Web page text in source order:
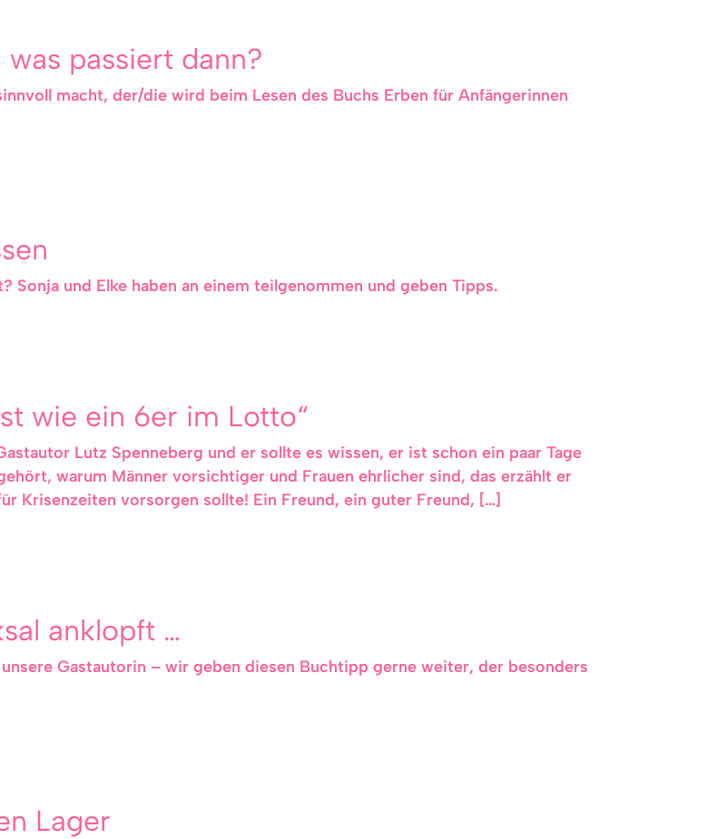
passiert dann?
macht, der/die wird beim Lesen des Buchs Erben für Anfängerinnen
Sonja und Elke haben an einem teilgenommen und geben Tipps.
wie ein 6er im Lotto“
Lutz Spenneberg und er sollte es wissen, er ist schon ein paar Tage
warum Männer vorsichtiger und Frauen ehrlicher sind, das erzählt er
Krisenzeiten vorsorgen sollte! Ein Freund, ein guter Freund, […]
anklopft …
Gastautorin – wir geben diesen Buchtipp gerne weiter, der besonders
Lager